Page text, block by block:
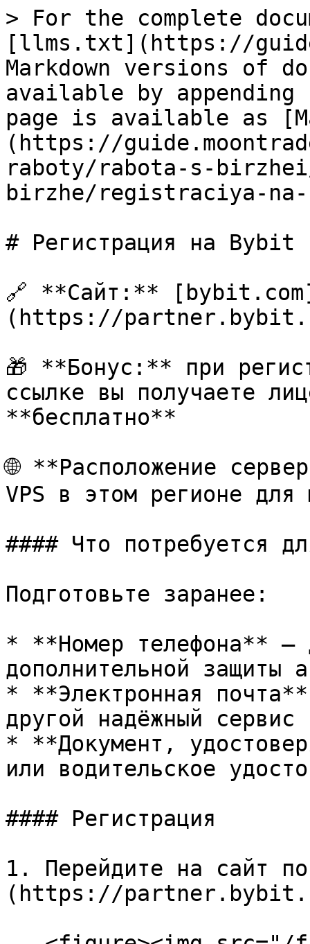
> For the complete
[llms.txt](https://
Markdown versions of
available by
page is available as
(https://
raboty/rabota-s-
birzhe/registraciya-
# Регистрация на Bybit
🔗 **Сайт:**
(https://
🎁 **Бонус:** при
ссылке вы получаете
**бесплатно**
🌐 **Расположение
VPS в этом регионе для
#### Что потребуется
Подготовьте заранее:
* **Номер телефона** —
дополнительной защиты
* **Электронная
другой надёжный сервис
* **Документ,
или водительское
#### Регистрация
1. Перейдите на сайт
(https://